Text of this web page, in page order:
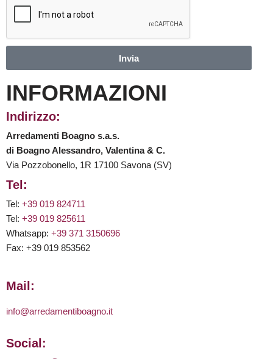
Invia
INFORMAZIONI
Indirizzo:
Arredamenti Boagno s.a.s.
di Boagno Alessandro, Valentina & C.
Via Pozzobonello, 1R 17100 Savona (SV)
Tel:
Tel: +39 019 824711
Tel: +39 019 825611
Whatsapp: +39 371 3150696
Fax: +39 019 853562
Mail:
info@arredamentiboagno.it
Social: